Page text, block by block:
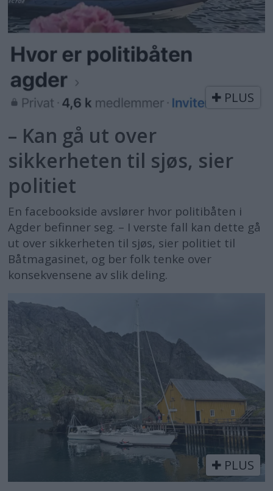
PLUS
– Kan gå ut over
sikkerheten til sjøs, sier
politiet
En facebookside avslører hvor politibåten i
Agder befinner seg. – I verste fall kan dette gå
ut over sikkerheten til sjøs, sier politiet til
Båtmagasinet, og ber folk tenke over
konsekvensene av slik deling.
PLUS